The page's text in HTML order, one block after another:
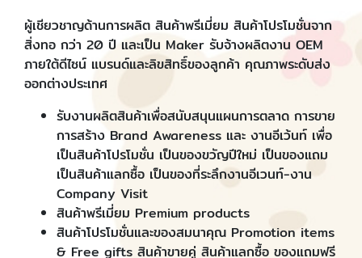
ผู้เชียวชาญด้านการผลิต สินค้าพรีเมี่ยม สินค้าโปรโมชั่นจาก
สิ่งทอ กว่า 20 ปี และเป็น Maker รับจ้างผลิตงาน OEM
ภายใต้ดีไซน์ แบรนด์และลิขสิทธิ์ของลูกค้า คุณภาพระดับส่ง
ออกต่างประเทศ
รับงานผลิตสินค้าเพื่อสนับสนุนแผนการตลาด การขาย
การสร้าง Brand Awareness และ งานอีเว้นท์ เพื่อ
เป็นสินค้าโปรโมชั่น เป็นของขวัญปีใหม่ เป็นของแถม
เป็นสินค้าแลกซื้อ เป็นของที่ระลึกงานอีเวนท์-งาน
Company Visit
สินค้าพรีเมี่ยม Premium products
สินค้าโปรโมชั่นและของสมนาคุณ Promotion items
& Free gifts สินค้าขายคู่ สินค้าแลกซื้อ ของแถมฟรี